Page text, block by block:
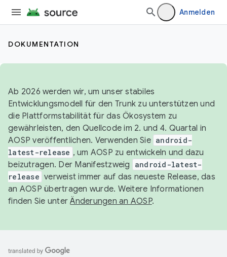
Anmelden
DOKUMENTATION
Ab 2026 werden wir, um unser stabiles
Entwicklungsmodell für den Trunk zu unterstützen und
die Plattformstabilität für das Ökosystem zu
gewährleisten, den Quellcode im 2. und 4. Quartal in
AOSP veröffentlichen. Verwenden Sie android-
latest-release , um AOSP zu entwickeln und dazu
beizutragen. Der Manifestzweig
android-latest-
release verweist immer auf das neueste Release, das
an AOSP übertragen wurde. Weitere Informationen
finden Sie unterÄnderungen an AOSP.